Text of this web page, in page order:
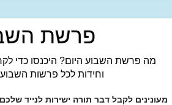
פרשת
מה פרשת השבוע היום? היכנסו כדי
וחידות לכל פרשות
מעונינים לקבל דבר תורה ישירות לנייד